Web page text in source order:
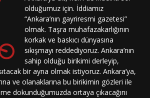
olduğumuz için. İddiamız
“Ankara’nın gayriresmi gazetesi”
olmak. Taşra muhafazakarlığının
korkak ve baskıcı dünyasına
sıkışmayı reddediyoruz. Ankara’nın
sahip olduğu birikimi derleyip,
bir ayna olmak istiyoruz. Ankara’ya,
ve olanaklarına bu birikimin gözleri ile
dokunduğumuzda ortaya çıkacağını